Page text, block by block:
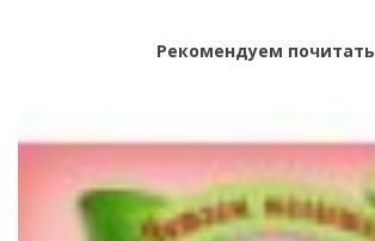
Рекомендуем почитать